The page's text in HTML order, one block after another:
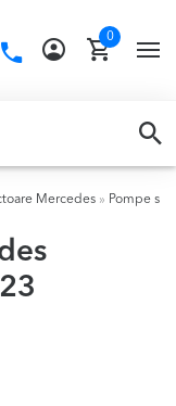
Call
0
Mercedes » Pompe si